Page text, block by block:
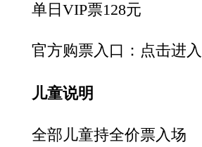
单日VIP票128元
官方购票入口：点击进入
儿童说明
全部儿童持全价票入场